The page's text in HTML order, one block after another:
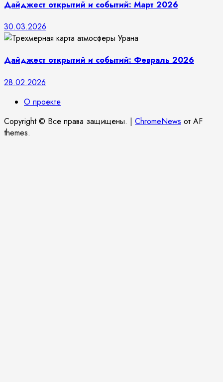
Дайджест открытий и событий: Март 2026
30.03.2026
Дайджест открытий и событий: Февраль 2026
28.02.2026
О проекте
Copyright © Все права защищены. | ChromeNews от AF
themes.